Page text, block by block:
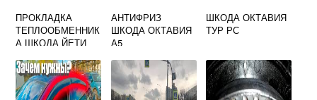
ПРОКЛАДКА
ТЕПЛООБМЕННИК
А ШКОДА ЙЕТИ
АНТИФРИЗ
ШКОДА ОКТАВИЯ
А5
ШКОДА ОКТАВИЯ
ТУР РС